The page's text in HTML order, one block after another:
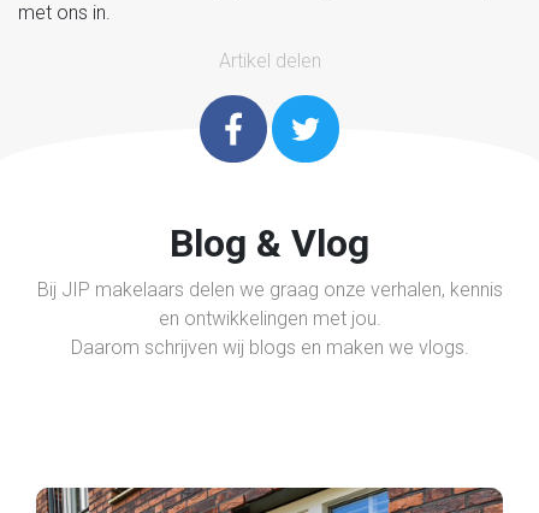
met ons in.
Artikel delen
Blog & Vlog
Bij JIP makelaars delen we graag onze verhalen, kennis
en ontwikkelingen met jou.
Daarom schrijven wij blogs en maken we vlogs.